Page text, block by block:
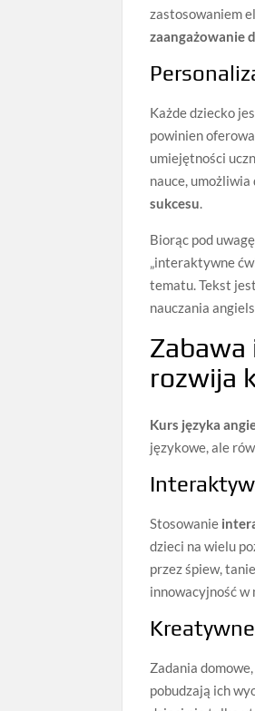
zastosowaniem
zaangażowanie
Każde dziecko
powinien
umiejętności
nauce,
sukcesu.
Biorąc pod
„interaktywne
tematu. Tekst
nauczania
Zabawa
rozwija
Kurs języka
językowe, ale
Stosowanie
dzieci na wielu
przez śpiew,
innowacyjność w
Zadania
pobudzają ich